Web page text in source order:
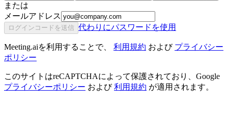
または
メールアドレス
ログインコードを送信 代わりにパスワードを使用
Meeting.aiを利用することで、 利用規約 および プライバシー
ポリシー
このサイトはreCAPTCHAによって保護されており、Google
プライバシーポリシー および利用規約 が適用されます。